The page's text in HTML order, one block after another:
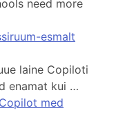
need more
esmalt
laine Copiloti
enamat kui …
med